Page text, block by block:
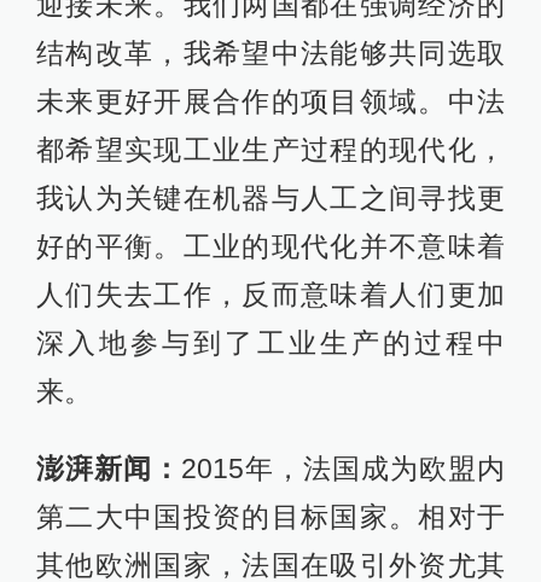
结构改革，我希望中法能够共同选取
未来更好开展合作的项目领域。中法
都希望实现工业生产过程的现代化，
我认为关键在机器与人工之间寻找更
好的平衡。工业的现代化并不意味着
人们失去工作，反而意味着人们更加
深入地参与到了工业生产的过程中
来。
澎湃新闻： 2015年，法国成为欧盟内
第二大中国投资的目标国家。相对于
其他欧洲国家，法国在吸引外资尤其